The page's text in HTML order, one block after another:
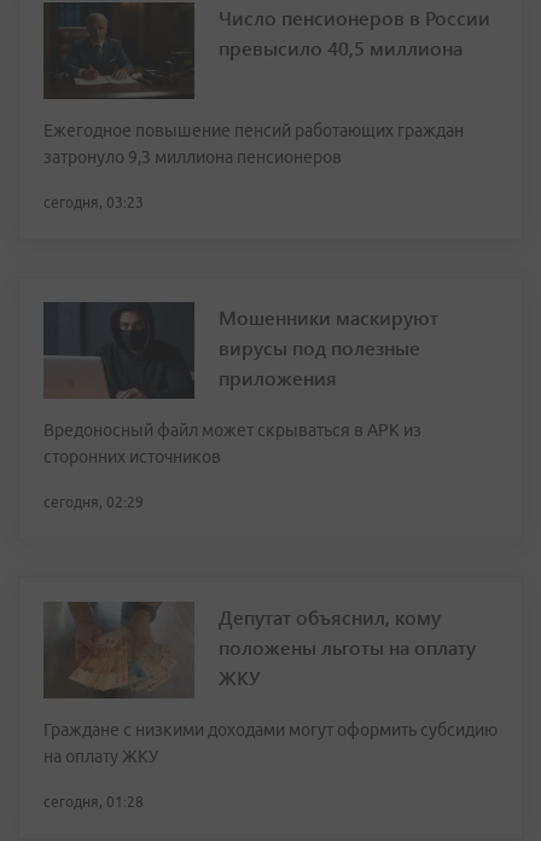
Число пенсионеров в России
превысило 40,5 миллиона
Ежегодное повышение пенсий работающих граждан
затронуло 9,3 миллиона пенсионеров
сегодня, 03:23
Мошенники маскируют
вирусы под полезные
приложения
Вредоносный файл может скрываться в APK из
сторонних источников
сегодня, 02:29
Депутат объяснил, кому
положены льготы на оплату
ЖКУ
Граждане с низкими доходами могут оформить субсидию
на оплату ЖКУ
сегодня, 01:28